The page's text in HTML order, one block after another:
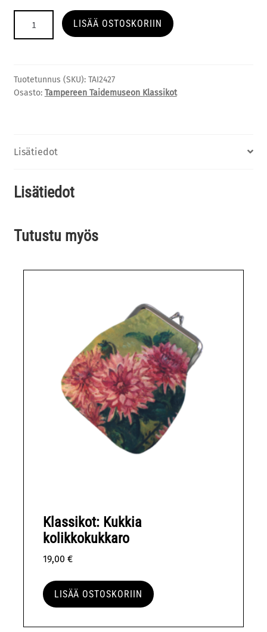
LISÄÄ OSTOSKORIIN
Tuotetunnus (SKU): TAI2427
Osasto: Tampereen Taidemuseon Klassikot
Lisätiedot
Lisätiedot
Tutustu myös
Klassikot: Kukkia
kolikkokukkaro
19,00 €
LISÄÄ OSTOSKORIIN